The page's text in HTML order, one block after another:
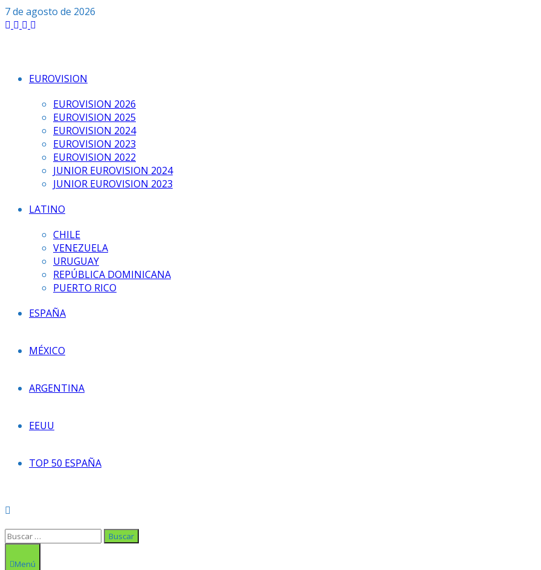
Saltar
al
7 de agosto de 2026
EUROVISION
EUROVISION 2026
EUROVISION 2025
EUROVISION 2024
EUROVISION 2023
EUROVISION 2022
JUNIOR EUROVISION 2024
JUNIOR EUROVISION 2023
LATINO
CHILE
VENEZUELA
URUGUAY
REPÚBLICA DOMINICANA
PUERTO RICO
ESPAÑA
MÉXICO
ARGENTINA
EEUU
TOP 50 ESPAÑA
Buscar:
Menú